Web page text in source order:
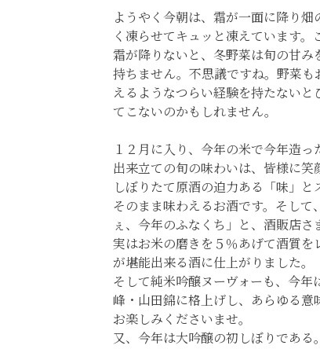
ようやく今朝は、霜が一面に降り畑
く凍らせてキュッと凍えています。
霜が降りないと、冬野菜は旬の甘み
持ちません。不思議ですね。野菜も
えるようなつらい経験を持たないと
てこないのかもしれません。
１２月に入り、今年の米で今年造っ
出来立ての旬の味わいは、皆様に笑
しぼりたて原酒の迫力ある「味」
そのまま味わえるお酒です。そし
ぇ、今年のふなくち」と、酒販店さ
実はお米の磨きを５％あげて酒質
が堪能出来る酒に仕上がりました。
そして純米吟醸ヌーヴォーも、今
峰・山田錦に格上げし、あらゆる意
お楽しみくださいませ。
又、今年は大吟醸の初しぼりである